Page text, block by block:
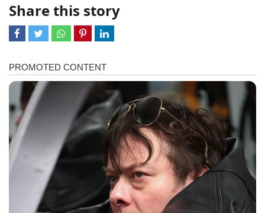
Share this story